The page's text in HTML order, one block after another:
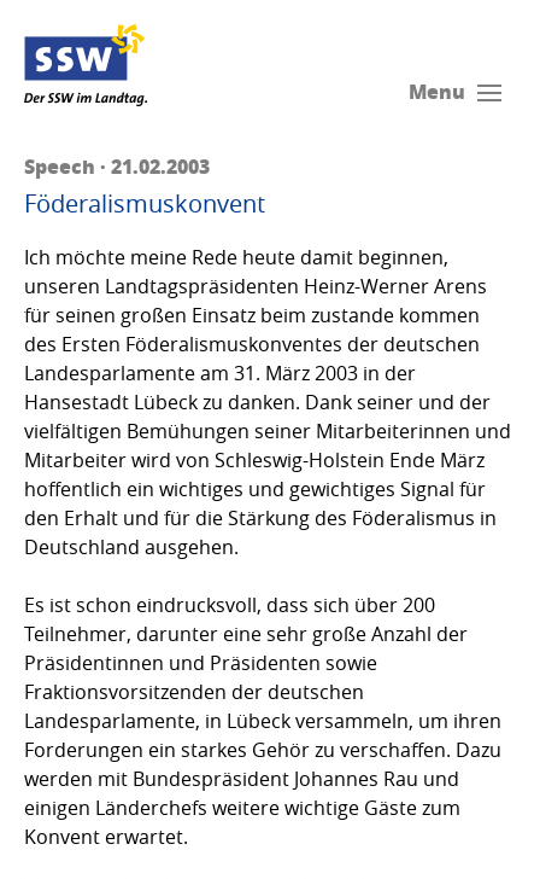
Menu
Speech · 21.02.2003
Föderalismuskonvent
Ich möchte meine Rede heute damit beginnen,
unseren Landtagspräsidenten Heinz-Werner Arens
für seinen großen Einsatz beim zustande kommen
des Ersten Föderalismuskonventes der deutschen
Landesparlamente am 31. März 2003 in der
Hansestadt Lübeck zu danken. Dank seiner und der
vielfältigen Bemühungen seiner Mitarbeiterinnen und
Mitarbeiter wird von Schleswig-Holstein Ende März
hoffentlich ein wichtiges und gewichtiges Signal für
den Erhalt und für die Stärkung des Föderalismus in
Deutschland ausgehen.
Es ist schon eindrucksvoll, dass sich über 200
Teilnehmer, darunter eine sehr große Anzahl der
Präsidentinnen und Präsidenten sowie
Fraktionsvorsitzenden der deutschen
Landesparlamente, in Lübeck versammeln, um ihren
Forderungen ein starkes Gehör zu verschaffen. Dazu
werden mit Bundespräsident Johannes Rau und
einigen Länderchefs weitere wichtige Gäste zum
Konvent erwartet.